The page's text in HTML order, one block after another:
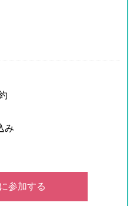
み
参加する